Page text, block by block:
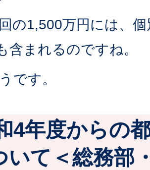
の1,500万円には、
含まれるのですね。
です。
4年度からの
いて＜総務部